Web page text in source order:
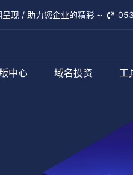
呈现 / 助力您企业的精彩 ~
中心 域名投资 工